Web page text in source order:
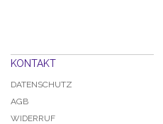
KONTAKT
DATENSCHUTZ
AGB
WIDERRUF